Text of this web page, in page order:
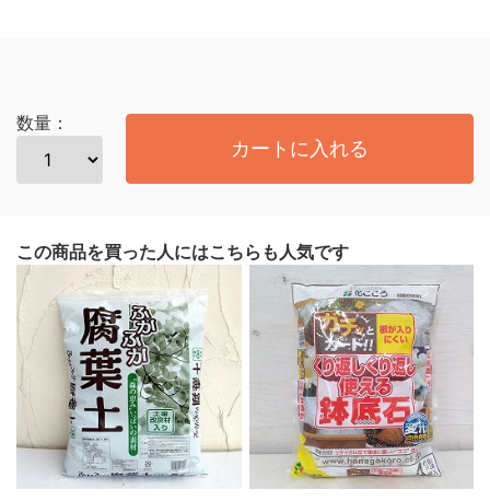
数量：
カートに入れる
この商品を買った人にはこちらも人気です